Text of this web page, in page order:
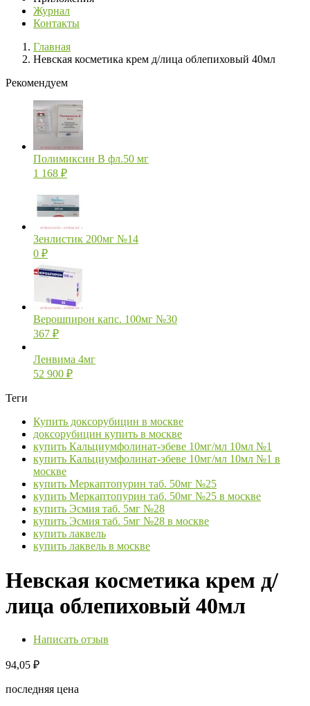
Журнал
Контакты
Главная
Невская косметика крем д/лица облепиховый 40мл
Рекомендуем
Полимиксин В фл.50 мг
1 168 ₽
Зенлистик 200мг №14
0 ₽
Верошпирон капс. 100мг №30
367 ₽
Ленвима 4мг
52 900 ₽
Теги
Купить доксорубицин в москве
доксорубицин купить в москве
купить Кальциумфолинат-эбеве 10мг/мл 10мл №1
купить Кальциумфолинат-эбеве 10мг/мл 10мл №1 в
москве
купить Меркаптопурин таб. 50мг №25
купить Меркаптопурин таб. 50мг №25 в москве
купить Эсмия таб. 5мг №28
купить Эсмия таб. 5мг №28 в москве
купить лаквель
купить лаквель в москве
Невская косметика крем д/
лица облепиховый 40мл
Написать отзыв
94,05 ₽
последняя цена